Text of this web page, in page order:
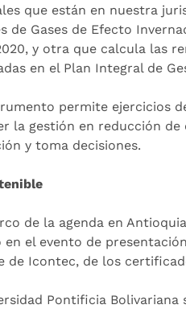
que están en nuestra
de Gases de Efecto
y otra que calcula las
en el Plan Integral de
permite ejercicios
la gestión en reducción de
y toma decisiones.
de la agenda en
el evento de
de Icontec, de los
Pontificia